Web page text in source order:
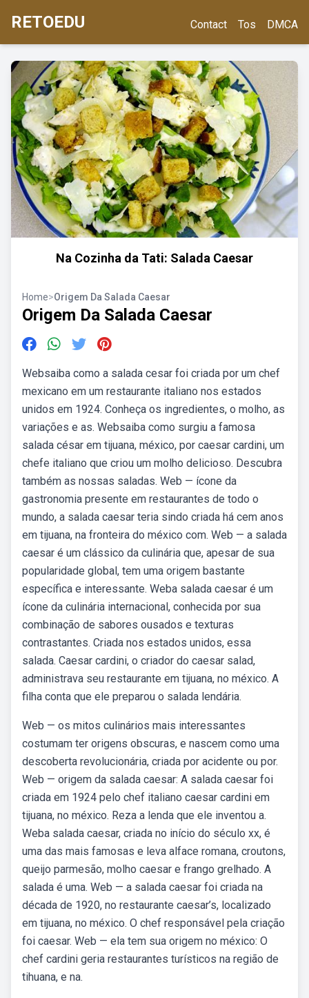
RETOEDU Contact Tos DMCA
Na Cozinha da Tati: Salada Caesar
Home>Origem Da Salada Caesar
Origem Da Salada Caesar
Websaiba como a salada cesar foi criada por um chef
mexicano em um restaurante italiano nos estados
unidos em 1924. Conheça os ingredientes, o molho, as
variações e as. Websaiba como surgiu a famosa
salada césar em tijuana, méxico, por caesar cardini, um
chefe italiano que criou um molho delicioso. Descubra
também as nossas saladas. Web — ícone da
gastronomia presente em restaurantes de todo o
mundo, a salada caesar teria sindo criada há cem anos
em tijuana, na fronteira do méxico com. Web — a salada
caesar é um clássico da culinária que, apesar de sua
popularidade global, tem uma origem bastante
específica e interessante. Weba salada caesar é um
ícone da culinária internacional, conhecida por sua
combinação de sabores ousados e texturas
contrastantes. Criada nos estados unidos, essa
salada. Caesar cardini, o criador do caesar salad,
administrava seu restaurante em tijuana, no méxico. A
filha conta que ele preparou o salada lendária.
Web — os mitos culinários mais interessantes
costumam ter origens obscuras, e nascem como uma
descoberta revolucionária, criada por acidente ou por.
Web — origem da salada caesar: A salada caesar foi
criada em 1924 pelo chef italiano caesar cardini em
tijuana, no méxico. Reza a lenda que ele inventou a.
Weba salada caesar, criada no início do século xx, é
uma das mais famosas e leva alface romana, croutons,
queijo parmesão, molho caesar e frango grelhado. A
salada é uma. Web — a salada caesar foi criada na
década de 1920, no restaurante caesar’s, localizado
em tijuana, no méxico. O chef responsável pela criação
foi caesar. Web — ela tem sua origem no méxico: O
chef cardini geria restaurantes turísticos na região de
tihuana, e na.